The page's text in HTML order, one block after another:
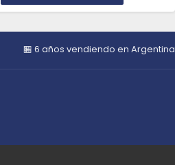
🏪 6 años vendiendo en Argentina